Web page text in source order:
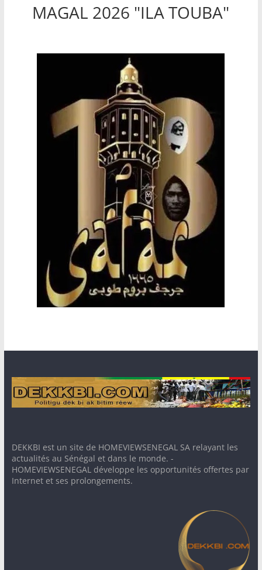
MAGAL 2026 "ILA TOUBA"
DEKKBI est un site de HOMEVIEWSENEGAL SA relayant les
actualités au Sénégal et dans le monde. -
HOMEVIEWSENEGAL développe les opportunités offertes par
Internet et ses prolongements.